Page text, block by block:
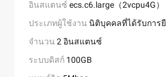
อินสแตนซ์ ecs.c6.large（2vcpu4G）
ประเภทผู้ใช้งาน นิติบุคคลที่ได้รับการ
จำนวน 2 อินสแตนซ์
ระบบดิสก์ 100GB
ผลิตภัณฑ์ที่ใช้งานได้Real ID,
Face Capture, Face Compare
ประเภทผู้ใช้งาน
ปริมาณ
จำกัดเวลา
ทดลองใช้งานฟรี 1
ประเภทผู้ใช้งาน
บัญชี Alibaba Cloud จะต้องผ่
นิติบุคคล ผู้ใช้งานครั้งแรกหม
ประเภทผู้ใช้งาน
ผู้ใช้งานทั้ง
พื้นที่จัดเก็บ50GB
ตัวเลือก
MySQL/Dedicated, PolarDB
ประเภทผู้ใช้งาน นิติบุคคลที่ทำ
ทดลองส่ง SMS ฟรี 100 ข้อค
*หมายเหตุ: เฉพาะสำหรับปล
ดินใหญ่
ประเภทKubernetes แบบ Dedicated, Kubernetes แบบ
ประเภทผู้ใช้งาน ผู้ใช้งานที่ลง
ให้บริการสำรวจระบบโดยอัต
วางแผนการนำเข้าใช้คลาวด์